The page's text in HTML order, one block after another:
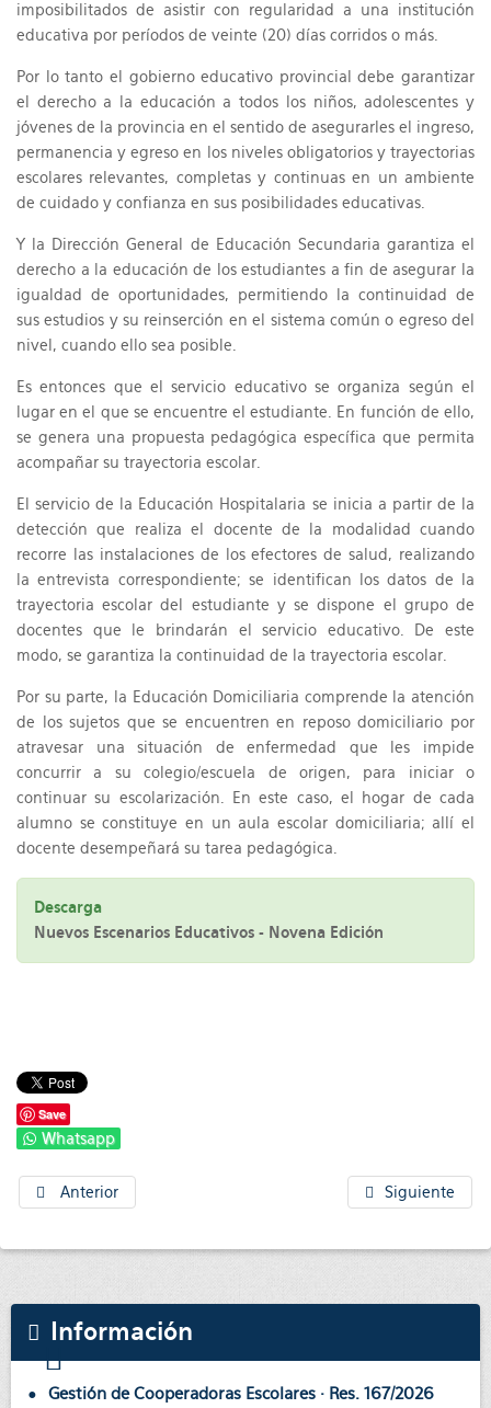
imposibilitados de asistir con regularidad a una institución
educativa por períodos de veinte (20) días corridos o más.
Por lo tanto el gobierno educativo provincial debe garantizar
el derecho a la educación a todos los niños, adolescentes y
jóvenes de la provincia en el sentido de asegurarles el ingreso,
permanencia y egreso en los niveles obligatorios y trayectorias
escolares relevantes, completas y continuas en un ambiente
de cuidado y confianza en sus posibilidades educativas.
Y la Dirección General de Educación Secundaria garantiza el
derecho a la educación de los estudiantes a fin de asegurar la
igualdad de oportunidades, permitiendo la continuidad de
sus estudios y su reinserción en el sistema común o egreso del
nivel, cuando ello sea posible.
Es entonces que el servicio educativo se organiza según el
lugar en el que se encuentre el estudiante. En función de ello,
se genera una propuesta pedagógica específica que permita
acompañar su trayectoria escolar.
El servicio de la Educación Hospitalaria se inicia a partir de la
detección que realiza el docente de la modalidad cuando
recorre las instalaciones de los efectores de salud, realizando
la entrevista correspondiente; se identifican los datos de la
trayectoria escolar del estudiante y se dispone el grupo de
docentes que le brindarán el servicio educativo. De este
modo, se garantiza la continuidad de la trayectoria escolar.
Por su parte, la Educación Domiciliaria comprende la atención
de los sujetos que se encuentren en reposo domiciliario por
atravesar una situación de enfermedad que les impide
concurrir a su colegio/escuela de origen, para iniciar o
continuar su escolarización. En este caso, el hogar de cada
alumno se constituye en un aula escolar domiciliaria; allí el
docente desempeñará su tarea pedagógica.
Descarga
Nuevos Escenarios Educativos - Novena Edición
Save
Whatsapp
Anterior Siguiente
Información
Gestión de Cooperadoras Escolares · Res. 167/2026